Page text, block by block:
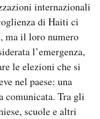
internazionali
di Haiti ci
ma il loro numero
l’emergenza,
le elezioni che si
nel paese: una
comunicata. Tra gli
scuole e altri